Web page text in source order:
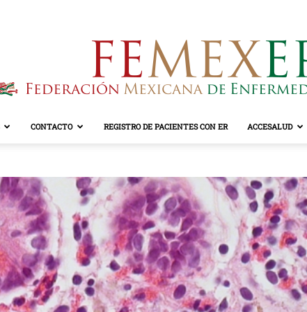
CONTACTO REGISTRO DE PACIENTES CON ER ACCESALUD